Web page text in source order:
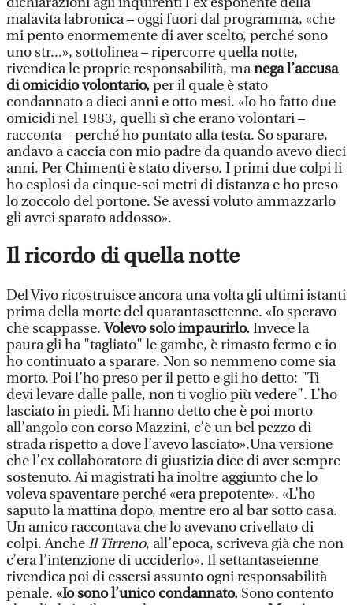
malavita labronica – oggi fuori dal programma, «che
mi pento enormemente di aver scelto, perché sono
uno str...», sottolinea – ripercorre quella notte,
rivendica le proprie responsabilità, manega l’accusa
di omicidio volontario,per il quale è stato
condannato a dieci anni e otto mesi. «Io ho fatto due
omicidi nel 1983, quelli sì che erano volontari –
racconta – perché ho puntato alla testa. So sparare,
andavo a caccia con mio padre da quando avevo dieci
anni. Per Chimenti è stato diverso. I primi due colpi li
ho esplosi da cinque-sei metri di distanza e ho preso
lo zoccolo del portone. Se avessi voluto ammazzarlo
gli avrei sparato addosso».
Il ricordo di quella notte
Del Vivo ricostruisce ancora una volta gli ultimi istanti
prima della morte del quarantasettenne. «Io speravo
che scappasse.Volevo solo impaurirlo.Invece la
paura gli ha "tagliato" le gambe, è rimasto fermo e io
ho continuato a sparare. Non so nemmeno come sia
morto. Poi l’ho preso per il petto e gli ho detto: "Ti
devi levare dalle palle, non ti voglio più vedere". L’ho
lasciato in piedi. Mi hanno detto che è poi morto
all’angolo con corso Mazzini, c’è un bel pezzo di
strada rispetto a dove l’avevo lasciato».Una versione
che l’ex collaboratore di giustizia dice di aver sempre
sostenuto. Ai magistrati ha inoltre aggiunto che lo
voleva spaventare perché «era prepotente». «L’ho
saputo la mattina dopo, mentre ero al bar sotto casa.
Un amico raccontava che lo avevano crivellato di
colpi. AncheIl Tirreno, all’epoca, scriveva già che non
c’era l’intenzione di ucciderlo». Il settantaseienne
rivendica poi di essersi assunto ogni responsabilità
penale. «Io sono l’unico condannato. Sono contento